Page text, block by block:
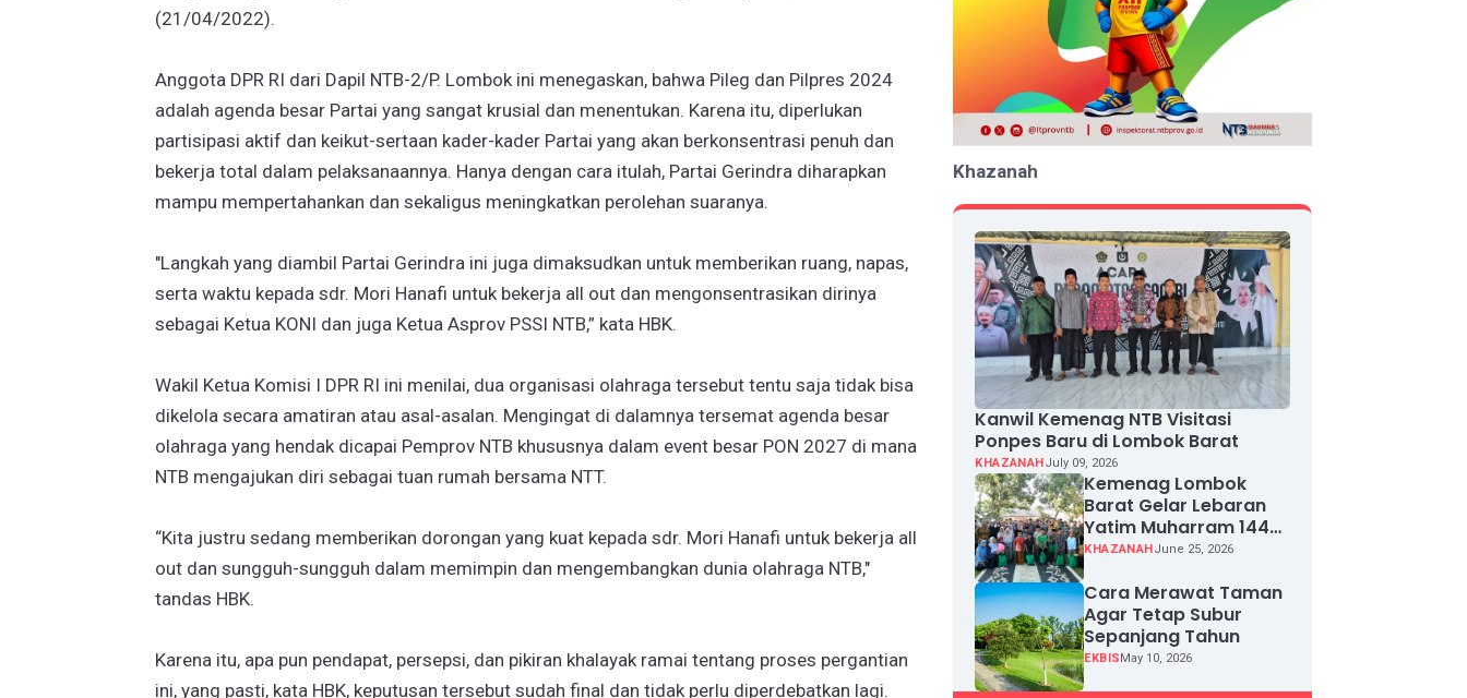
(21/04/2022).
Anggota DPR RI dari Dapil NTB-2/P. Lombok ini menegaskan, bahwa Pileg dan Pilpres 2024
adalah agenda besar Partai yang sangat krusial dan menentukan. Karena itu, diperlukan
partisipasi aktif dan keikut-sertaan kader-kader Partai yang akan berkonsentrasi penuh dan
bekerja total dalam pelaksanaannya. Hanya dengan cara itulah, Partai Gerindra diharapkan
mampu mempertahankan dan sekaligus meningkatkan perolehan suaranya.
"Langkah yang diambil Partai Gerindra ini juga dimaksudkan untuk memberikan ruang, napas,
serta waktu kepada sdr. Mori Hanafi untuk bekerja all out dan mengonsentrasikan dirinya
sebagai Ketua KONI dan juga Ketua Asprov PSSI NTB,” kata HBK.
Wakil Ketua Komisi I DPR RI ini menilai, dua organisasi olahraga tersebut tentu saja tidak bisa
dikelola secara amatiran atau asal-asalan. Mengingat di dalamnya tersemat agenda besar
olahraga yang hendak dicapai Pemprov NTB khususnya dalam event besar PON 2027 di mana
NTB mengajukan diri sebagai tuan rumah bersama NTT.
“Kita justru sedang memberikan dorongan yang kuat kepada sdr. Mori Hanafi untuk bekerja all
out dan sungguh-sungguh dalam memimpin dan mengembangkan dunia olahraga NTB,"
tandas HBK.
Karena itu, apa pun pendapat, persepsi, dan pikiran khalayak ramai tentang proses pergantian
ini, yang pasti, kata HBK, keputusan tersebut sudah final dan tidak perlu diperdebatkan lagi.
Khazanah
Kanwil Kemenag NTB Visitasi
Ponpes Baru di Lombok Barat
KHAZANAHJuly 09, 2026
Kemenag Lombok
Barat Gelar Lebaran
Yatim Muharram 1448
H, Puluhan Anak Yatim
KHAZANAHJune 25, 2026
Cara Merawat Taman
Agar Tetap Subur
Sepanjang Tahun
EKBISMay 10, 2026